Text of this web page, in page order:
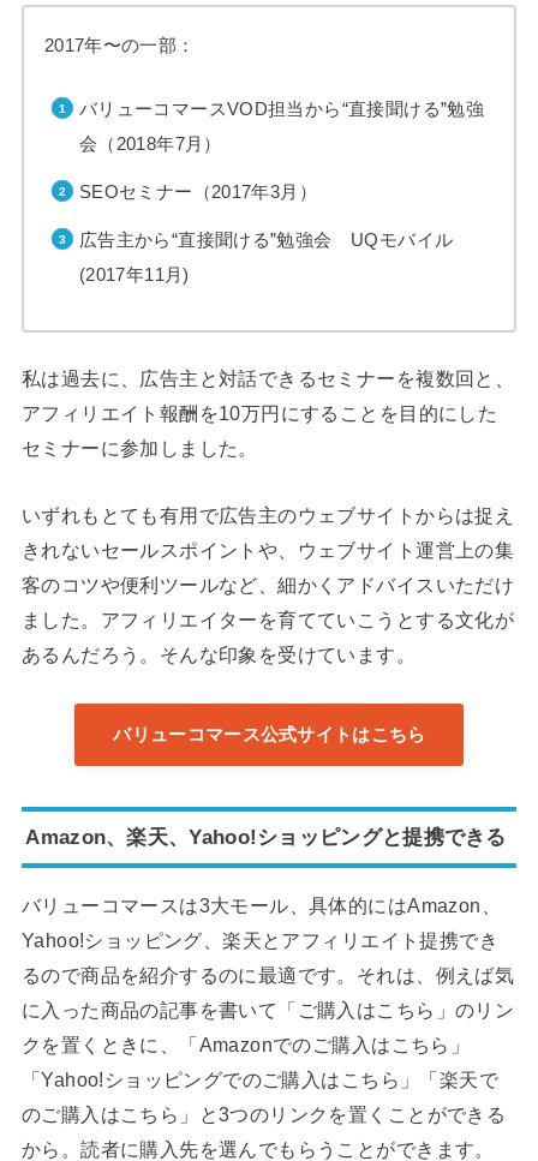
2017年〜の一部：
バリューコマースVOD担当から“直接聞ける”勉強
会（2018年7月）
SEOセミナー（2017年3月）
広告主から“直接聞ける”勉強会 UQモバイル
(2017年11月)
私は過去に、広告主と対話できるセミナーを複数回と、
アフィリエイト報酬を10万円にすることを目的にした
セミナーに参加しました。
いずれもとても有用で広告主のウェブサイトからは捉え
きれないセールスポイントや、ウェブサイト運営上の集
客のコツや便利ツールなど、細かくアドバイスいただけ
ました。アフィリエイターを育てていこうとする文化が
あるんだろう。そんな印象を受けています。
バリューコマース公式サイトはこちら
Amazon、楽天、Yahoo!ショッピングと提携できる
バリューコマースは3大モール、具体的にはAmazon、
Yahoo!ショッピング、楽天とアフィリエイト提携でき
るので商品を紹介するのに最適です。それは、例えば気
に入った商品の記事を書いて「ご購入はこちら」のリン
クを置くときに、「Amazonでのご購入はこちら」
「Yahoo!ショッピングでのご購入はこちら」「楽天で
のご購入はこちら」と3つのリンクを置くことができる
から。読者に購入先を選んでもらうことができます。